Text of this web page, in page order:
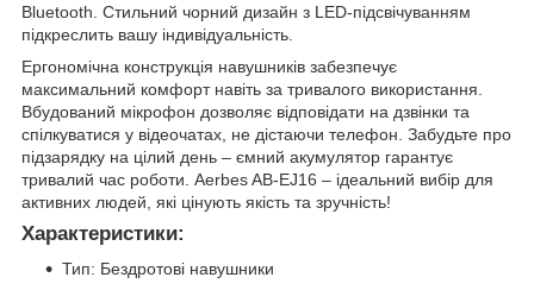
Bluetooth. Стильний чорний дизайн з LED-підсвічуванням
підкреслить вашу індивідуальність.
Ергономічна конструкція навушників забезпечує
максимальний комфорт навіть за тривалого використання.
Вбудований мікрофон дозволяє відповідати на дзвінки та
спілкуватися у відеочатах, не дістаючи телефон. Забудьте про
підзарядку на цілий день – ємний акумулятор гарантує
тривалий час роботи. Aerbes AB-EJ16 – ідеальний вибір для
активних людей, які цінують якість та зручність!
Характеристики:
Тип: Бездротові навушники